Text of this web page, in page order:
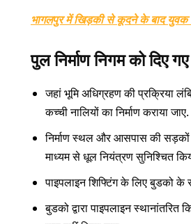
भागलपुर में खिड़की से कूदने के बाद
पुल निर्माण निगम को दिए गए
जहां भूमि अधिग्रहण की प्रक्रिया
कच्ची नालियों का निर्माण कराया जाए.
निर्माण स्थल और आसपास की सड़कों
माध्यम से धूल नियंत्रण सुनिश्चित
पाइपलाइन शिफ्टिंग के लिए बुडको के
बुडको द्वारा पाइपलाइन स्थानांतरित